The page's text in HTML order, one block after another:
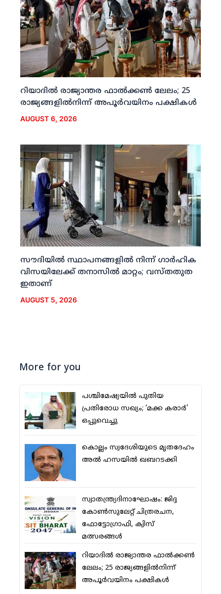
റിയാദില്‍ രാജ്യാന്തര ഫാല്‍ക്കണ്‍ ലേലം; 25
രാജ്യങ്ങളില്‍നിന്ന് അപൂര്‍വയിനം പക്ഷികള്‍
AUGUST 6, 2026
സൗദിയില്‍ സ്ഥാപനങ്ങളില്‍ നിന്ന് ഗാര്‍ഹിക
വിസയിലേക്ക് തനാസില്‍ മാറ്റം; വസ്തതുത
ഇതാണ്
AUGUST 5, 2026
More for you
പശ്ചിമേഷ്യയില്‍ പുതിയ
പ്രതിരോധ സഖ്യം; ‘മക്ക കരാര്‍’
ഒപ്പുവെച്ചു
കൊല്ലം സ്വദേശിയുടെ മൃതദേഹം
അല്‍ ഹസയില്‍ ഖബറടക്കി
സ്വാതന്ത്ര്യദിനാഘോഷം: ജിദ്ദ
കോണ്‍സുലേറ്റ് ചിത്രരചന,
ഫോട്ടോഗ്രാഫി, ക്വിസ്
മത്സരങ്ങള്‍
റിയാദില്‍ രാജ്യാന്തര ഫാല്‍ക്കണ്‍
ലേലം; 25 രാജ്യങ്ങളില്‍നിന്ന്
അപൂര്‍വയിനം പക്ഷികള്‍